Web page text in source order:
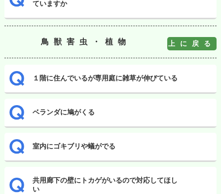
ていますか
鳥獣害虫・植物 上に戻る
１階に住んでいるが専用庭に雑草が伸びている
ベランダに鳩がくる
室内にゴキブリや蟻がでる
共用廊下の壁にトカゲがいるので対応してほし
い